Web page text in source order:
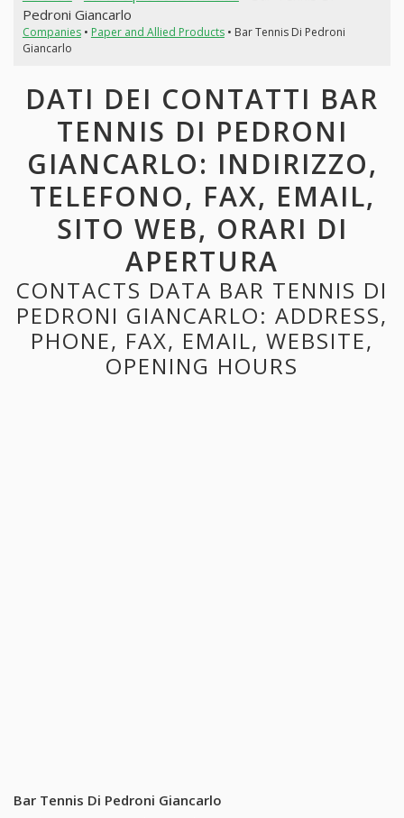
Pedroni Giancarlo
Companies• Paper and Allied Products• Bar Tennis Di Pedroni
Giancarlo
DATI DEI CONTATTI BAR
TENNIS DI PEDRONI
GIANCARLO: INDIRIZZO,
TELEFONO, FAX, EMAIL,
SITO WEB, ORARI DI
APERTURA
CONTACTS DATA BAR TENNIS DI
PEDRONI GIANCARLO: ADDRESS,
PHONE, FAX, EMAIL, WEBSITE,
OPENING HOURS
Bar Tennis Di Pedroni Giancarlo